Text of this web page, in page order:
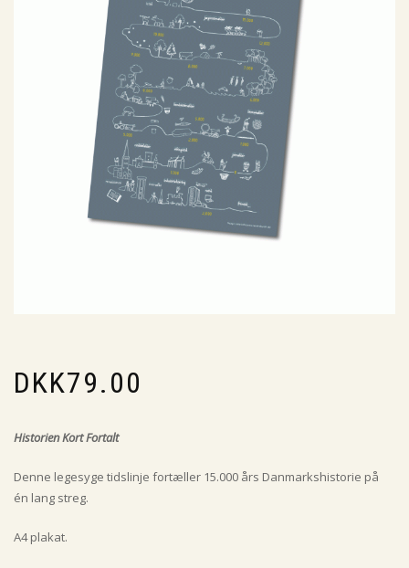
DKK79.00
Historien Kort Fortalt
Denne legesyge tidslinje fortæller 15.000 års Danmarkshistorie på
én lang streg.
A4 plakat.